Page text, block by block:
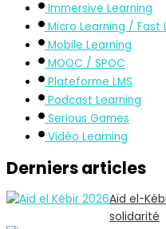
Immersive Learning
Micro Learning / Fast
Mobile Learning
MOOC / SPOC
Plateforme LMS
Podcast Learning
Serious Games
Vidéo Learning
Derniers articles
Aïd el-
solidarité